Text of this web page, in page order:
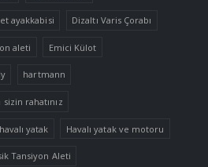
ayakkabisi Dizaltı Varis Çorabı
aleti Emici Külot
hartmann
sizin rahatınız
havalı yatak Havalı yatak ve motoru
Tansiyon Aleti